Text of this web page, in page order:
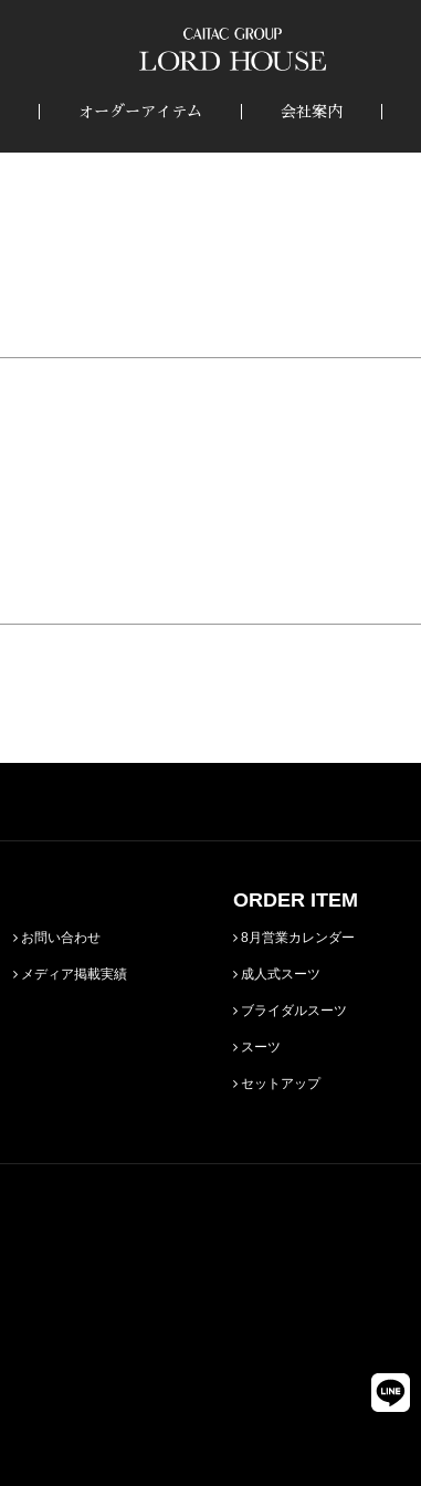
オーダーアイテム 会社案内
お問い合わせ
メディア掲載実績
ORDER ITEM
8月営業カレンダー
成人式スーツ
ブライダルスーツ
スーツ
セットアップ